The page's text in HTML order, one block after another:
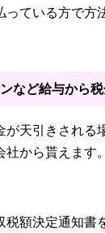
っている方で方
など給与から
が天引きされる
から貰えます。
税額決定通知書